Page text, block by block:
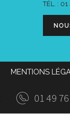
TÉL. : 01
MENTIONS
01 49